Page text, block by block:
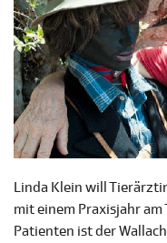
Linda Klein will
mit einem Praxisjahr
Patienten ist der